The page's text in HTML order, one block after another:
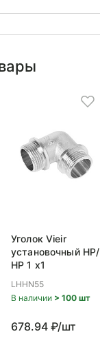
Уголок Vieir
установочный НР/
НР 1 x1
LHHN55
В наличии > 100 шт
678.94 ₽/шт